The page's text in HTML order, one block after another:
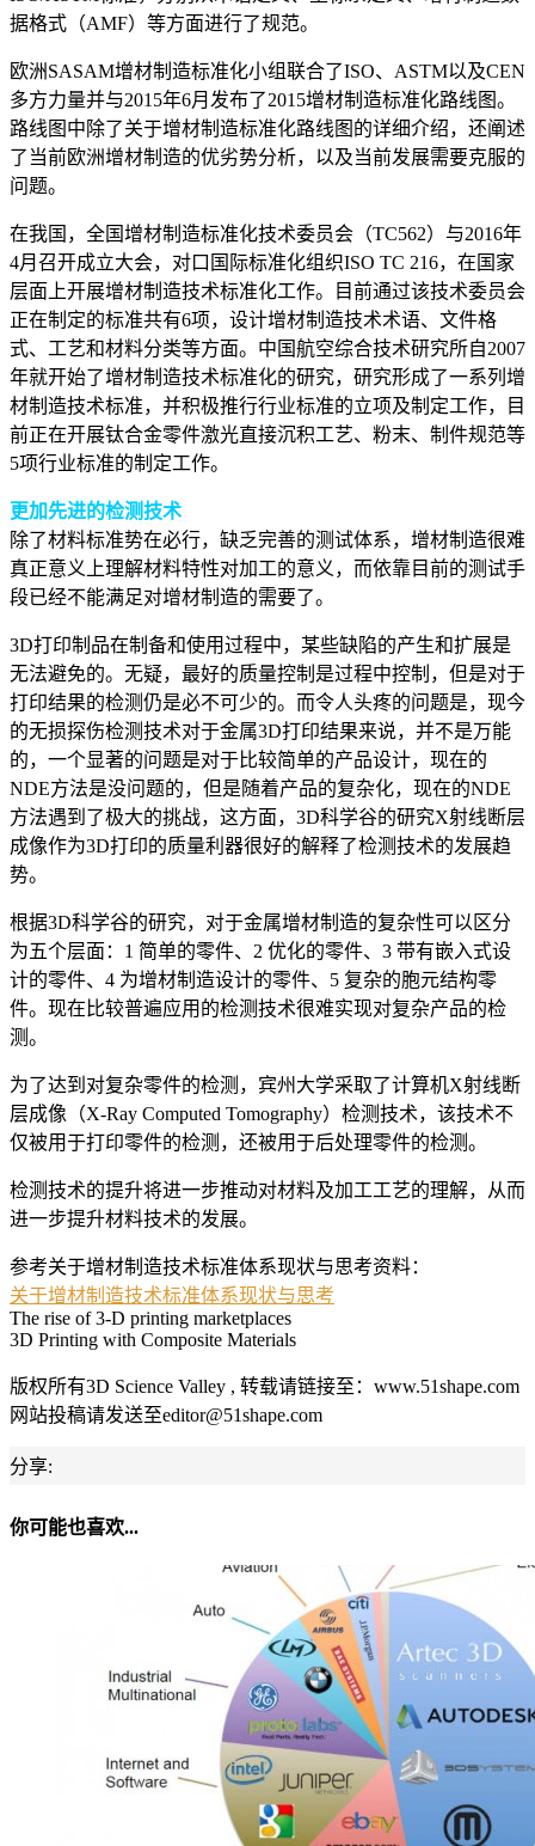
据格式（AMF）等方面进行了规范。
欧洲SASAM增材制造标准化小组联合了ISO、ASTM以及CEN
多方力量并与2015年6月发布了2015增材制造标准化路线图。
路线图中除了关于增材制造标准化路线图的详细介绍，还阐述
了当前欧洲增材制造的优劣势分析，以及当前发展需要克服的
问题。
在我国，全国增材制造标准化技术委员会（TC562）与2016年
4月召开成立大会，对口国际标准化组织ISO TC 216，在国家
层面上开展增材制造技术标准化工作。目前通过该技术委员会
正在制定的标准共有6项，设计增材制造技术术语、文件格
式、工艺和材料分类等方面。中国航空综合技术研究所自2007
年就开始了增材制造技术标准化的研究，研究形成了一系列增
材制造技术标准，并积极推行行业标准的立项及制定工作，目
前正在开展钛合金零件激光直接沉积工艺、粉末、制件规范等
5项行业标准的制定工作。
更加先进的检测技术
除了材料标准势在必行，缺乏完善的测试体系，增材制造很难
真正意义上理解材料特性对加工的意义，而依靠目前的测试手
段已经不能满足对增材制造的需要了。
3D打印制品在制备和使用过程中，某些缺陷的产生和扩展是
无法避免的。无疑，最好的质量控制是过程中控制，但是对于
打印结果的检测仍是必不可少的。而令人头疼的问题是，现今
的无损探伤检测技术对于金属3D打印结果来说，并不是万能
的，一个显著的问题是对于比较简单的产品设计，现在的
NDE方法是没问题的，但是随着产品的复杂化，现在的NDE
方法遇到了极大的挑战，这方面，3D科学谷的研究X射线断层
成像作为3D打印的质量利器很好的解释了检测技术的发展趋
势。
根据3D科学谷的研究，对于金属增材制造的复杂性可以区分
为五个层面：1 简单的零件、2 优化的零件、3 带有嵌入式设
计的零件、4 为增材制造设计的零件、5 复杂的胞元结构零
件。现在比较普遍应用的检测技术很难实现对复杂产品的检
测。
为了达到对复杂零件的检测，宾州大学采取了计算机X射线断
层成像（X-Ray Computed Tomography）检测技术，该技术不
仅被用于打印零件的检测，还被用于后处理零件的检测。
检测技术的提升将进一步推动对材料及加工工艺的理解，从而
进一步提升材料技术的发展。
参考关于增材制造技术标准体系现状与思考资料：
关于增材制造技术标准体系现状与思考
The rise of 3-D printing marketplaces
3D Printing with Composite Materials
版权所有3D Science Valley , 转载请链接至：www.51shape.com
网站投稿请发送至editor@51shape.com
分享:
你可能也喜欢...